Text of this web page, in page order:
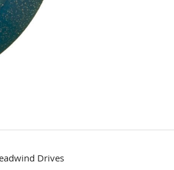
Drives